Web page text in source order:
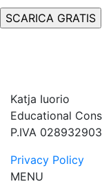
Katja Iuorio
Educational
P.IVA
Privacy Policy
MENU